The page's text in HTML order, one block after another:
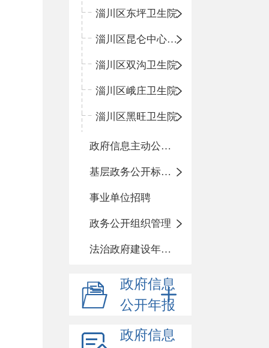
淄川区东坪卫生院
淄川区昆仑中心卫生院
淄川区双沟卫生院
淄川区峨庄卫生院
淄川区黑旺卫生院
政府信息主动公开基本目录
基层政务公开标准化目录
事业单位招聘
政务公开组织管理
法治政府建设年度报告
政府信息
公开年报
政府信息